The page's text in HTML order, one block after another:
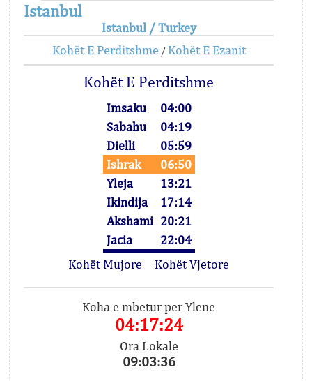
Istanbul
Istanbul / Turkey
Kohët E Perditshme/ Kohët E Ezanit
Kohët E Perditshme
Imsaku
04:00
Sabahu
04:19
Dielli
05:59
Ishrak
06:50
Yleja
13:21
Ikindija
17:14
Akshami 20:21
Jacia
22:04
Kohët Mujore
Kohët Vjetore
Koha e mbetur per Ylene
04:17:24
Ora Lokale
09:03:36